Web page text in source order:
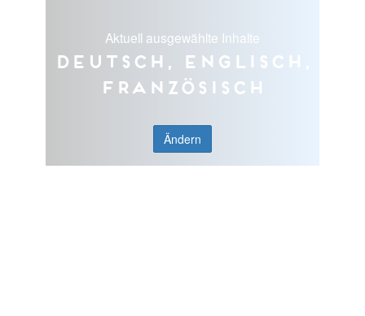
Aktuell ausgewählte Inhalte
Deutsch, Englisch,
Französisch
Ändern